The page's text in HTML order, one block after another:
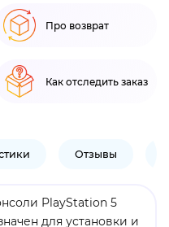
Про возврат
Как отследить заказ
Отзывы
PlayStation 5
для установки и